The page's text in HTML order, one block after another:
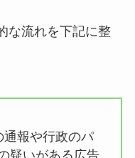
な流れを下記に整
通報や行政のパ